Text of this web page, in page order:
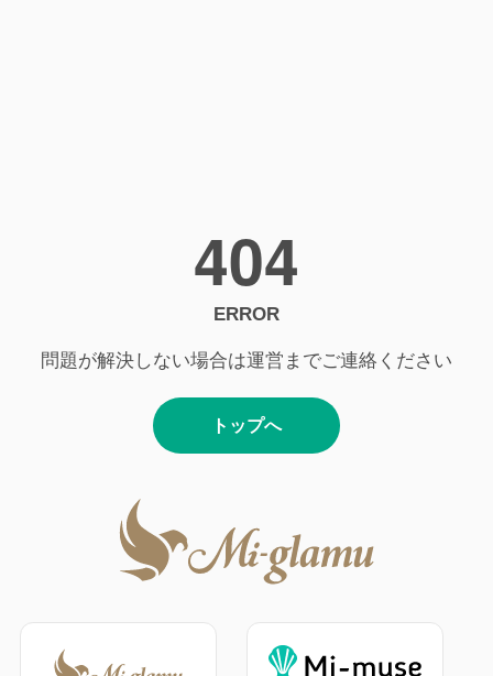
404
ERROR
問題が解決しない場合は運営までご連絡ください
トップへ